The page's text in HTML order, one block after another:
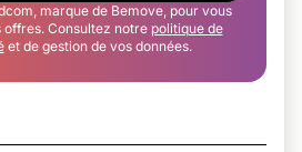
marque de Bemove, pour vous
offres. Consultez notre politique de
et de gestion de vos données.